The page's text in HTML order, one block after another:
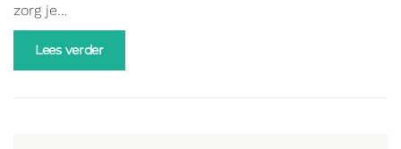
zorg je…
Lees verder